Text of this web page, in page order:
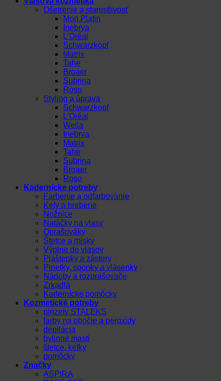
Ošetrenie a starostlivosť
Mon Platin
Inebrya
L’Oréal
Schwarzkopf
Matrix
Tahe
Broaer
Subrina
Roso
Styling a úprava
Schwarzkopf
L’Oréal
Wella
Inebrya
Matrix
Tahe
Subrina
Broaer
Roso
Kadernícke potreby
Farbenie a odfarbovanie
Kefy a hrebene
Nožnice
Natáčky na vlasy
Oprašováky
Štetce a misky
Výplne do vlasov
Pláštenky a zástery
Pinetky, sponky a vlásenky
Nádoby a rozprašovače
Zrkadlá
Kadernícke pomôcky
Kozmetické potreby
pinzety STALEKS
farby na obočie a peroxidy
depilácia
bylinné masti
štetce, kefky
pomôcky
Značky
ASPIRA